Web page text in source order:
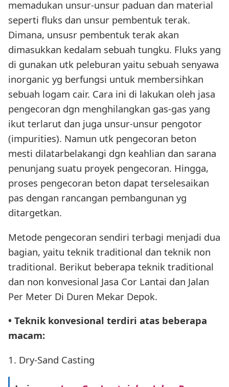
memadukan unsur-unsur paduan dan material
seperti fluks dan unsur pembentuk terak.
Dimana, unsusr pembentuk terak akan
dimasukkan kedalam sebuah tungku. Fluks yang
di gunakan utk peleburan yaitu sebuah senyawa
inorganic yg berfungsi untuk membersihkan
sebuah logam cair. Cara ini di lakukan oleh jasa
pengecoran dgn menghilangkan gas-gas yang
ikut terlarut dan juga unsur-unsur pengotor
(impurities). Namun utk pengecoran beton
mesti dilatarbelakangi dgn keahlian dan sarana
penunjang suatu proyek pengecoran. Hingga,
proses pengecoran beton dapat terselesaikan
pas dengan rancangan pembangunan yg
ditargetkan.
Metode pengecoran sendiri terbagi menjadi dua
bagian, yaitu teknik traditional dan teknik non
traditional. Berikut beberapa teknik traditional
dan non konvesional Jasa Cor Lantai dan Jalan
Per Meter Di Duren Mekar Depok.
• Teknik konvesional terdiri atas beberapa
macam:
1. Dry-Sand Casting